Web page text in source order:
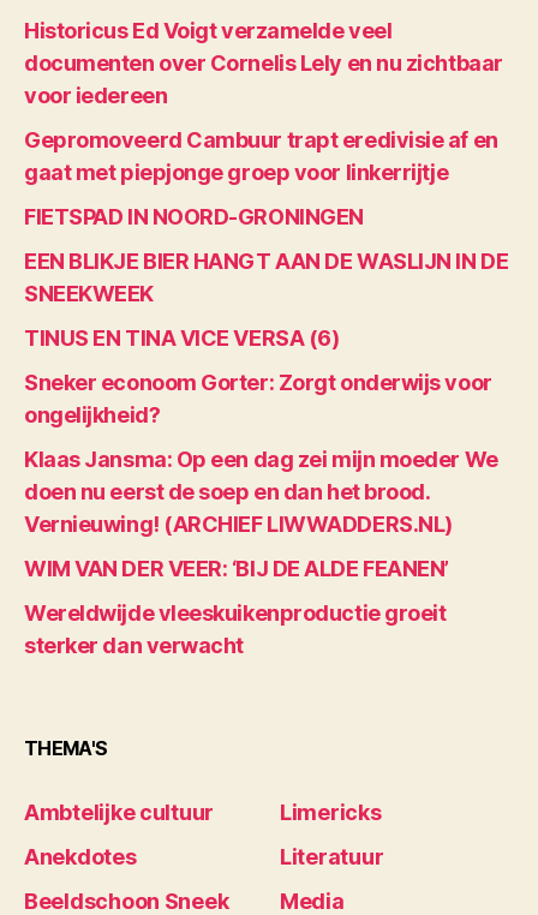
Historicus Ed Voigt verzamelde veel
documenten over Cornelis Lely en nu zichtbaar
voor iedereen
Gepromoveerd Cambuur trapt eredivisie af en
gaat met piepjonge groep voor linkerrijtje
FIETSPAD IN NOORD-GRONINGEN
EEN BLIKJE BIER HANGT AAN DE WASLIJN IN DE
SNEEKWEEK
TINUS EN TINA VICE VERSA (6)
Sneker econoom Gorter: Zorgt onderwijs voor
ongelijkheid?
Klaas Jansma: Op een dag zei mijn moeder We
doen nu eerst de soep en dan het brood.
Vernieuwing! (ARCHIEF LIWWADDERS.NL)
WIM VAN DER VEER: ‘BIJ DE ALDE FEANEN’
Wereldwijde vleeskuikenproductie groeit
sterker dan verwacht
THEMA'S
Ambtelijke cultuur
Anekdotes
Beeldschoon Sneek
Limericks
Literatuur
Media